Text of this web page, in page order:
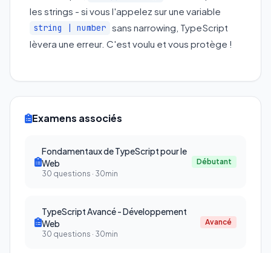
les strings - si vous l'appelez sur une variable
string | number sans narrowing, TypeScript
lèvera une erreur. C'est voulu et vous protège !
Examens associés
Fondamentaux de TypeScript pour le
Web
30 questions · 30min
Débutant
TypeScript Avancé - Développement
Web
30 questions · 30min
Avancé